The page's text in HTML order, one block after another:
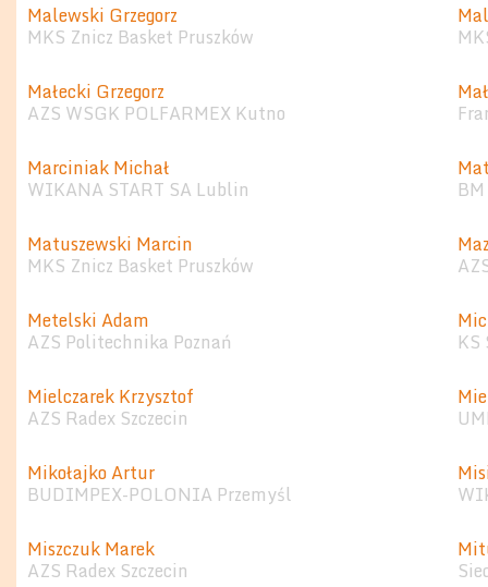
Malewski Grzegorz
MKS Znicz Basket Pruszków
Małecki Grzegorz
AZS WSGK POLFARMEX Kutno
Marciniak Michał
WIKANA START SA Lublin
Matuszewski Marcin
MKS Znicz Basket Pruszków
Metelski Adam
AZS Politechnika Poznań
Mielczarek Krzysztof
AZS Radex Szczecin
Mikołajko Artur
BUDIMPEX-POLONIA Przemyśl
Miszczuk Marek
AZS Radex Szczecin